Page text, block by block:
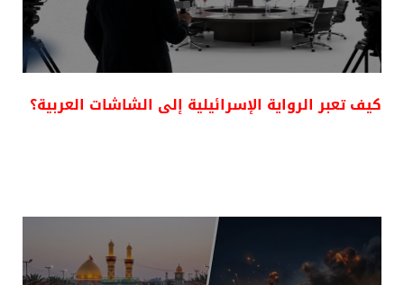
كيف تعبر الرواية الإسرائيلية إلى الشاشات العربية؟